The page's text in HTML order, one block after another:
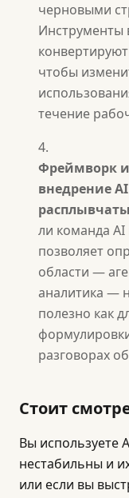
черновыми
Инструменты
чтобы
течение
Фреймворк
внедрение
ли команда AI
позволяет
области —
аналитика —
полезно как
разговорах
Стоит
Вы используете
нестабильны и
или если вы